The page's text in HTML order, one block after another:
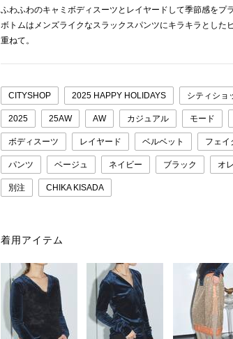
ふわふわのキャミボディスーツとレイヤードして季節感をプラ
ボトムはメンズライクなスラックスパンツにキラキラとした
重ねて。
CITYSHOP 2025 HAPPY HOLIDAYS シティショ
2025 25AW AW カジュアル モード
ボディスーツ レイヤード ベルベット フェイ
パンツ ベージュ ネイビー ブラック オ
別注 CHIKA KISADA
着用アイテム